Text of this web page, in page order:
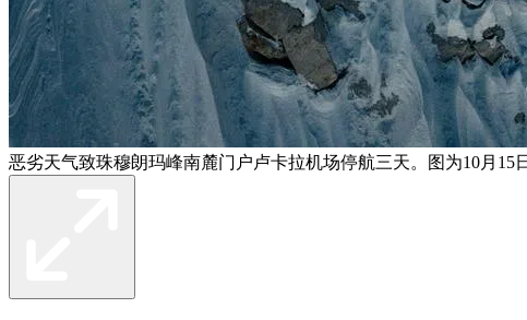
恶劣天气致珠穆朗玛峰南麓门户卢卡拉机场停航三天。图为10月15